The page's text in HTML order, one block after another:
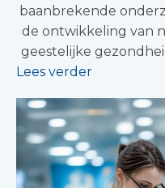
baanbrekende
de ontwikkeling van
geestelijke
Lees verder